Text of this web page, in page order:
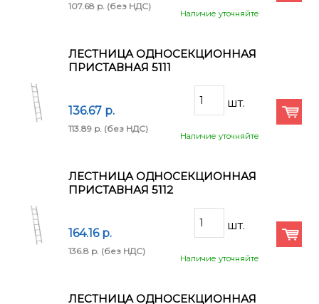
107.68 p. (без НДС)
Наличие уточняйте
ЛЕСТНИЦА ОДНОСЕКЦИОННАЯ
ПРИСТАВНАЯ 5111
136.67 p.
113.89 p. (без НДС)
Наличие уточняйте
ЛЕСТНИЦА ОДНОСЕКЦИОННАЯ
ПРИСТАВНАЯ 5112
164.16 p.
136.8 p. (без НДС)
Наличие уточняйте
ЛЕСТНИЦА ОДНОСЕКЦИОННАЯ